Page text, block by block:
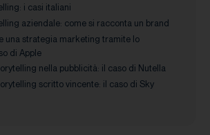
i casi italiani
aziendale: come si racconta un brand
una strategia marketing tramite lo
di Apple
nella pubblicità: il caso di Nutella
scritto vincente: il caso di Sky